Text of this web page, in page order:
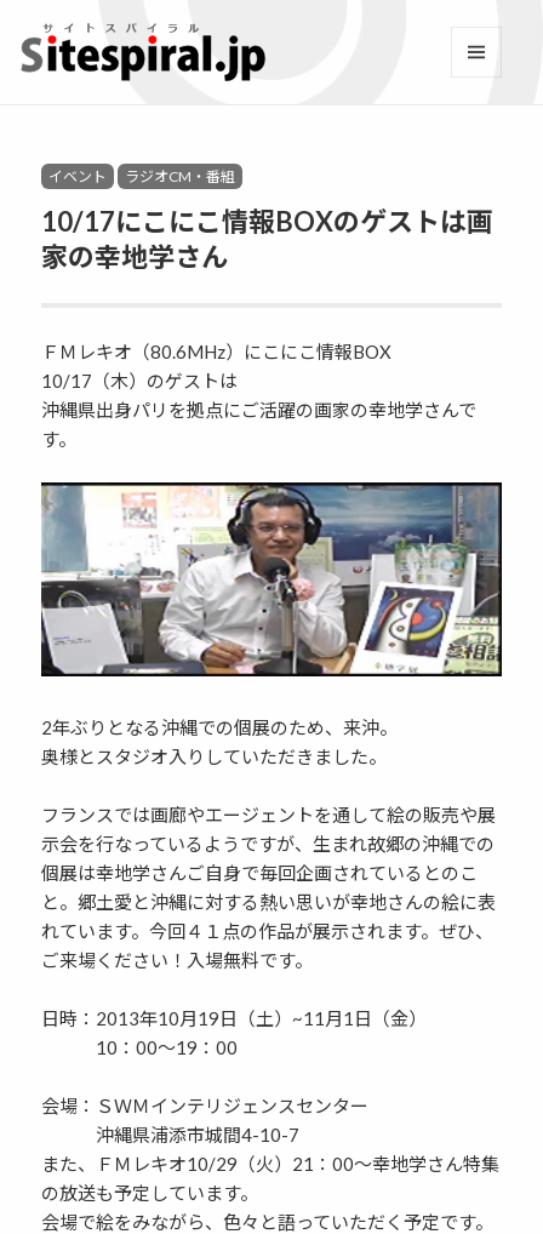
サイトスパイラル
Categories
イベント ラジオCM・番組
10/17にこにこ情報BOXのゲストは画
家の幸地学さん
ＦＭレキオ（80.6MHz）にこにこ情報BOX
10/17（木）のゲストは
沖縄県出身パリを拠点にご活躍の画家の幸地学さんで
す。
2年ぶりとなる沖縄での個展のため、来沖。
奥様とスタジオ入りしていただきました。
フランスでは画廊やエージェントを通して絵の販売や展
示会を行なっているようですが、生まれ故郷の沖縄での
個展は幸地学さんご自身で毎回企画されているとのこ
と。郷土愛と沖縄に対する熱い思いが幸地さんの絵に表
れています。今回４１点の作品が展示されます。ぜひ、
ご来場ください！入場無料です。
日時：2013年10月19日（土）~11月1日（金）
10：00～19：00
会場：ＳＷＭインテリジェンスセンター
沖縄県浦添市城間4-10-7
また、ＦＭレキオ10/29（火）21：00～幸地学さん特集
の放送も予定しています。
会場で絵をみながら、色々と語っていただく予定です。